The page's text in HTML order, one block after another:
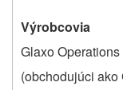
Výrobcovia
Glaxo
(obchodujúci ako